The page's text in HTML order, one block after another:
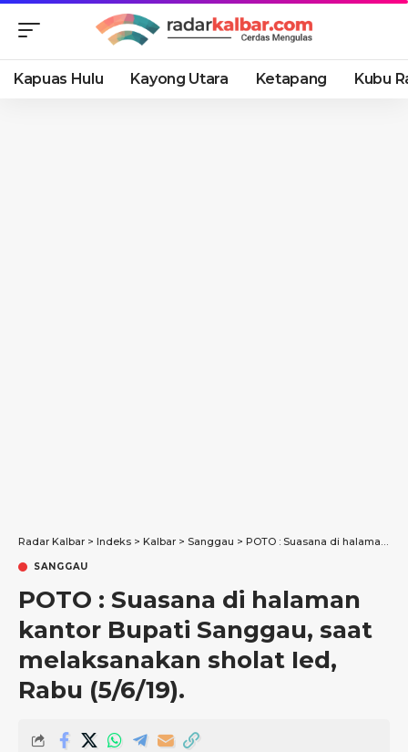
Kapuas Hulu Kayong Utara Ketapang Kubu
Radar Kalbar > Indeks > Kalbar > Sanggau > POTO : Suasana di halaman kantor Bupati Sanggau, saat melaksanakan sholat Ied, Rabu (5/6/19).
SANGGAU
POTO : Suasana di halaman
kantor Bupati Sanggau, saat
melaksanakan sholat Ied,
Rabu (5/6/19).